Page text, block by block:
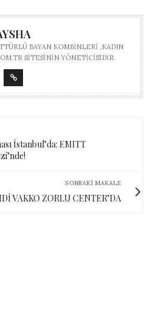
BAYAN KOMBINLERI ,KADIN
SITESININ YÖNETICISIDIR.
İstanbul’da: EMITT
SONRAKI MAKALE
VAKKO ZORLU CENTER’DA